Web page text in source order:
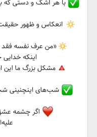
با هر اشک و دستی که
انعکاس و ظهور
«من عرف نفسه فقد
اینکه خدایی
مشکل بزرگ ما این
شب‌های اینچنینی
اگر چشمه